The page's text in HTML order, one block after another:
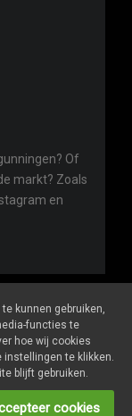
Of
markt? Zoals
en
De Markt Online
LOGIN
kunnen gebruiken,
functies te
hoe wij cookies
instellingen te klikken.
blijft gebruiken.
cookies